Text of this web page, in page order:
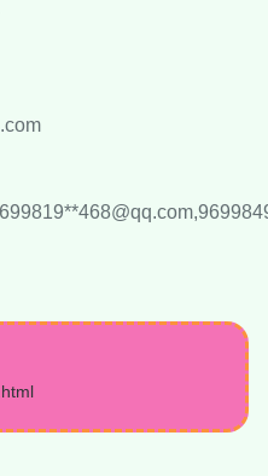
468@qq.com